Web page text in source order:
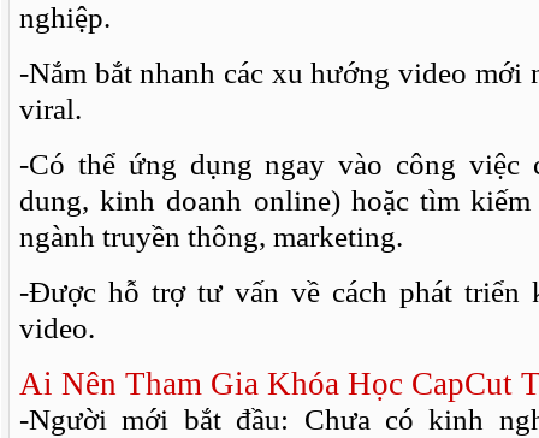
nghiệp.
-Nắm bắt nhanh các xu hướng video mới
viral.
-Có thể ứng dụng ngay vào công việc
dung, kinh doanh online) hoặc tìm
ngành truyền thông, marketing.
-Được hỗ trợ tư vấn về cách phát triển
video.
Ai Nên Tham Gia Khóa Học CapCut
-Người mới bắt đầu: Chưa có kinh